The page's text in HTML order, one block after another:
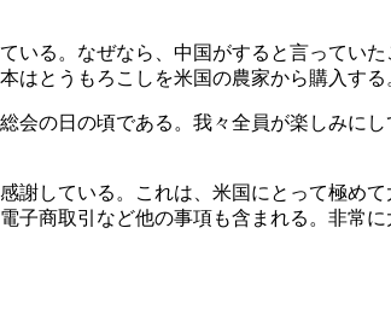
る。なぜなら、中国がすると言ってい
はとうもろこしを米国の農家から購入する
の日の頃である。我々全員が楽しみにし
している。これは、米国にとって極めて
商取引など他の事項も含まれる。非常